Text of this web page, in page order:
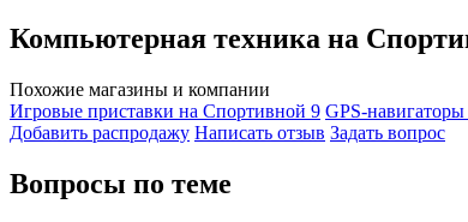
Компьютерная техника на
Похожие магазины и компании
Игровые приставки на Спортивной 9 GPS-
Добавить раcпродажу Написать отзыв Задать вопрос
Вопросы по теме